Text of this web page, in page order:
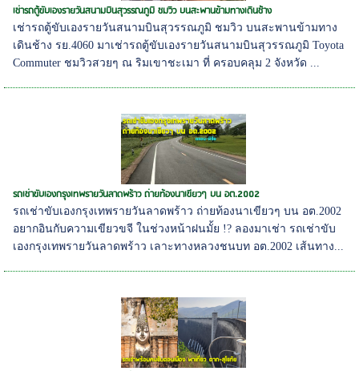
เช่ารถตู้ขับเองรายวันสนามบินสุวรรณภูมิ ชมวิว บนสะพานข้ามทางเดินช้าง
เช่ารถตู้ขับเองรายวันสนามบินสุวรรณภูมิ ชมวิว บนสะพานข้ามทาง
เดินช้าง รย.4060 มาเช่ารถตู้ขับเองรายวันสนามบินสุวรรณภูมิ Toyota
Commuter ชมวิวสวยๆ ณ ริมเขาชะเมา ที่ ครอบคลุม 2 จังหวัด ...
รถเช่าขับเองกรุงเทพรายวันลาดพร้าว ถ่ายท้องนาเขียวๆ บน อต.2002
รถเช่าขับเองกรุงเทพรายวันลาดพร้าว ถ่ายท้องนาเขียวๆ บน อต.2002
อยากอินกับความเขียวขจี ในช่วงหน้าฝนมั้ย !? ลองมาเช่า รถเช่าขับ
เองกรุงเทพรายวันลาดพร้าว เลาะทางหลวงชนบท อต.2002 เส้นทาง...